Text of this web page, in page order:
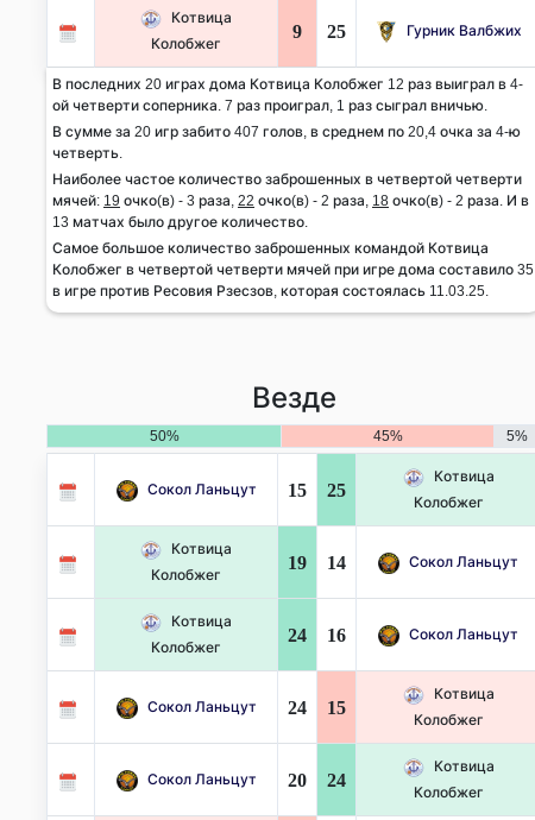
Котвица
Колобжег
9 25 Гурник Валбжих
В последних 20 играх дома Котвица Колобжег 12 раз выиграл в 4-
ой четверти соперника. 7 раз проиграл, 1 раз сыграл вничью.
В сумме за 20 игр забито 407 голов, в среднем по 20,4 очка за 4-ю
четверть.
Наиболее частое количество заброшенных в четвертой четверти
мячей: 19 очко(в) - 3 раза, 22 очко(в) - 2 раза, 18 очко(в) - 2 раза. И в
13 матчах было другое количество.
Самое большое количество заброшенных командой Котвица
Колобжег в четвертой четверти мячей при игре дома составило 35
в игре против Ресовия Рзесзов, которая состоялась 11.03.25.
Везде
50% 45% 5%
Сокол Ланьцут 15 25
Котвица
Колобжег
Котвица
Колобжег
19 14 Сокол Ланьцут
Котвица
Колобжег
24 16 Сокол Ланьцут
Сокол Ланьцут 24 15
Котвица
Колобжег
Сокол Ланьцут 20 24
Котвица
Колобжег